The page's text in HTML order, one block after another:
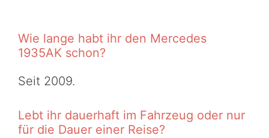
Wie lange habt ihr den Mercedes
1935AK schon?
Seit 2009.
Lebt ihr dauerhaft im Fahrzeug oder nur
für die Dauer einer Reise?